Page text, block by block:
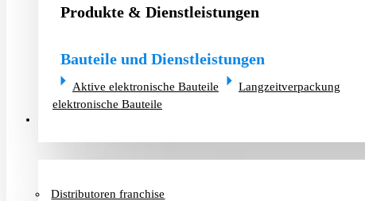
Produkte & Dienstleistungen
Bauteile und Dienstleistungen
Aktive elektronische Bauteile
Langzeitverpackung
elektronische Bauteile
Distributoren franchise